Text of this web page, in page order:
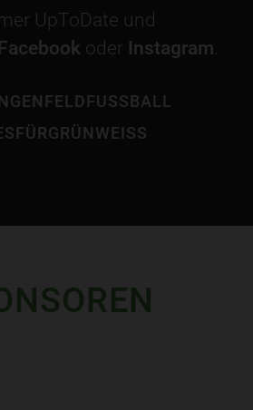
UpToDate und
Facebook oder Instagram.